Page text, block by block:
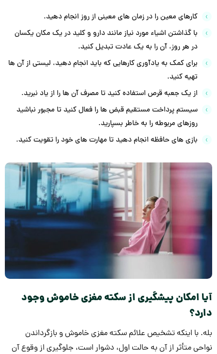
کارهای معین را در زمان های معینی از روز انجام دهید.
با گذاشتن اشیاء مورد نیاز مانند دارو و کلید در یک مکان یکسان
در هر روز، آن را به یک عادت تبدیل کنید.
برای کمک به یادآوری کارهایی که باید انجام دهید، لیستی از آن ها
تهیه کنید.
از یک جعبه قرص استفاده کنید تا مصرف آن ها را از یاد نبرید.
سیستم پرداخت مستقیم قبض ها را فعال کنید تا مجبور نباشید
روزهای مربوطه را به خاطر بسپارید.
بازی های حافظه انجام دهید تا مهارت های خود را تقویت کنید.
آیا امکان پیشگیری از سکته مغزی خاموش وجود
دارد؟
بله. با اینکه تشخیص علائم سکته مغزی خاموش و بازگرداندن
نواحی متأثر از آن به حالت اول، دشوار است، جلوگیری از وقوع آن